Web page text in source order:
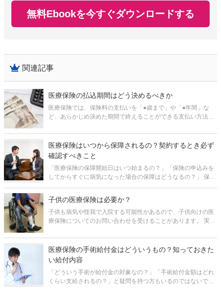
無料Ebookを今すぐダウンロードする
関連記事
医療保険の払込期間はどう決めるべきか
医療保険では、保険料の支払いを「●歳まで」や「●年間」な
ど、あらかじめ決めた期間で終えることができる支払い方法が
が安くなるメリットがあると言われます。しかし、それだけの
理由で選ぶのはおすすめで
医療保険はいつから保障されるの？契約するとき必ず
確認すべきこと
「医療保険の保障開始日はいつ始まるの？」「保険の申込みを
してからすぐに病気になった場合の保障はどうなるの？」 保険
なければ、保険に入っている意味がありませんよね。 しかし、
実際のところ、保
子供の医療保険は必要か？
子供も病気や怪我で入院する可能性があるので、子供向けの医
療保険についてのお問い合わせを受けることがあります。 実
保険をすすめる方もいるようです。 しかし、率直に言って、公
的保障があることな
医療保険の手術給付金はどういうもの？知っておきた
い給付内容
「どういう手術が給付金の対象なの？」「手術給付金額はどれ
くらい支給されるの？」と疑問を持つ方もいるのではないでし